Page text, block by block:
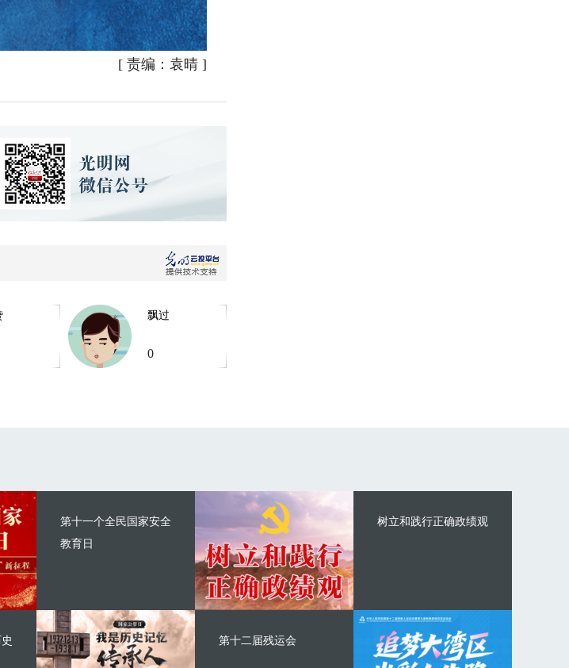
[ 责编：袁晴]
飘过
0
第十一个全民国家安全
教育日
树立和践行正确政绩观
第十二届残运会